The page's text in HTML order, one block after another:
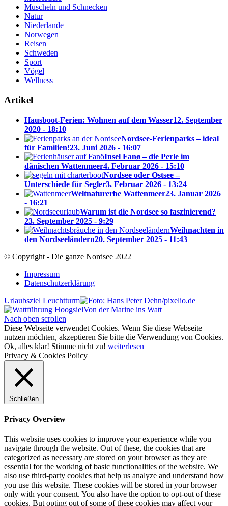
Muscheln und Schnecken
Natur
Niederlande
Norwegen
Reisen
Schweden
Sport
Vögel
Wellness
Artikel
Hausboot-Ferien: Wohnen auf dem Wasser12. September
2020 - 18:10
Nordsee-Ferienparks – ideal
für Familien!23. Juni 2026 - 16:07
Insel Fanø – die Perle im
dänischen Wattenmeer4. Februar 2026 - 15:10
Nordsee oder Ostsee –
Unterschiede für Segler3. Februar 2026 - 13:24
Weltnaturerbe Wattenmeer23. Januar 2026
- 16:21
Warum ist die Nordsee so faszinierend?
23. September 2025 - 9:29
Weihnachten in
den Nordseeländern20. September 2025 - 11:43
© Copyright - Die ganze Nordsee 2022
Impressum
Datenschutzerklärung
Urlaubsziel Leuchtturm
Von der Marine ins Watt
Nach oben scrollen
Diese Webseite verwendet Cookies. Wenn Sie diese Webseite
nutzen möchten, akzeptieren Sie bitte die Verwendung von Cookies.
Ok, alles klar! Stimme nicht zu! weiterlesen
Privacy & Cookies Policy
Schließen
Privacy Overview
This website uses cookies to improve your experience while you
navigate through the website. Out of these, the cookies that are
categorized as necessary are stored on your browser as they are
essential for the working of basic functionalities of the website. We
also use third-party cookies that help us analyze and understand how
you use this website. These cookies will be stored in your browser
only with your consent. You also have the option to opt-out of these
cookies. But opting out of some of these cookies may affect your